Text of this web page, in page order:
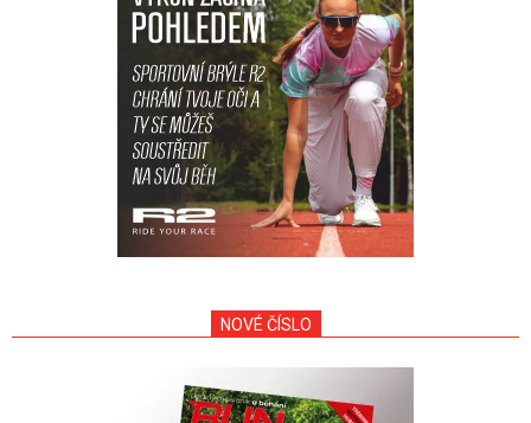
NOVÉ ČÍSLO